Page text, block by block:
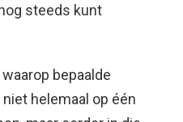
steeds kunt
bepaalde
helemaal op één